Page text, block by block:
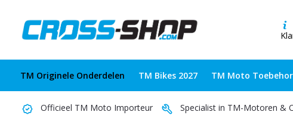
TM Originele Onderdelen TM Bikes 2027 TM Moto
Officieel TM Moto Importeur Specialist in TM-Motoren &